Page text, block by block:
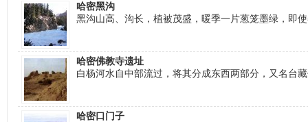
哈密黑沟
黑沟山高、沟长，植被茂盛，暖季一片葱笼墨绿，即
哈密佛教寺遗址
白杨河水自中部流过，将其分成东西两部分，又名台
哈密口门子